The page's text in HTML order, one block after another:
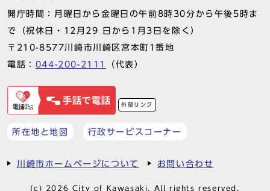
開庁時間：月曜日から金曜日の午前8時30分から午後5時ま
で（祝休日・12月29 日から1月3日を除く）
〒210-8577川崎市川崎区宮本町1番地
電話： 044-200-2111 （代表）
外部リンク
所在地と地図 行政サービスコーナー
川崎市ホームページについて お問い合わせ
(c) 2026 City of Kawasaki. All rights reserved.